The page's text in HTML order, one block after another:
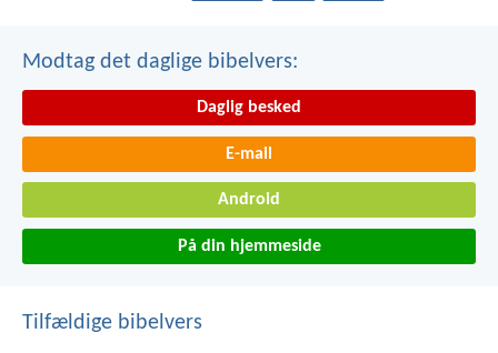
Modtag det daglige bibelvers:
Daglig besked
E-mail
Android
På din hjemmeside
Tilfældige bibelvers